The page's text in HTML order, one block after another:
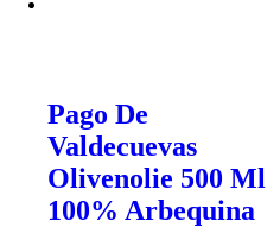
Pago De
Valdecuevas
Olivenolie 500 Ml
100% Arbequina